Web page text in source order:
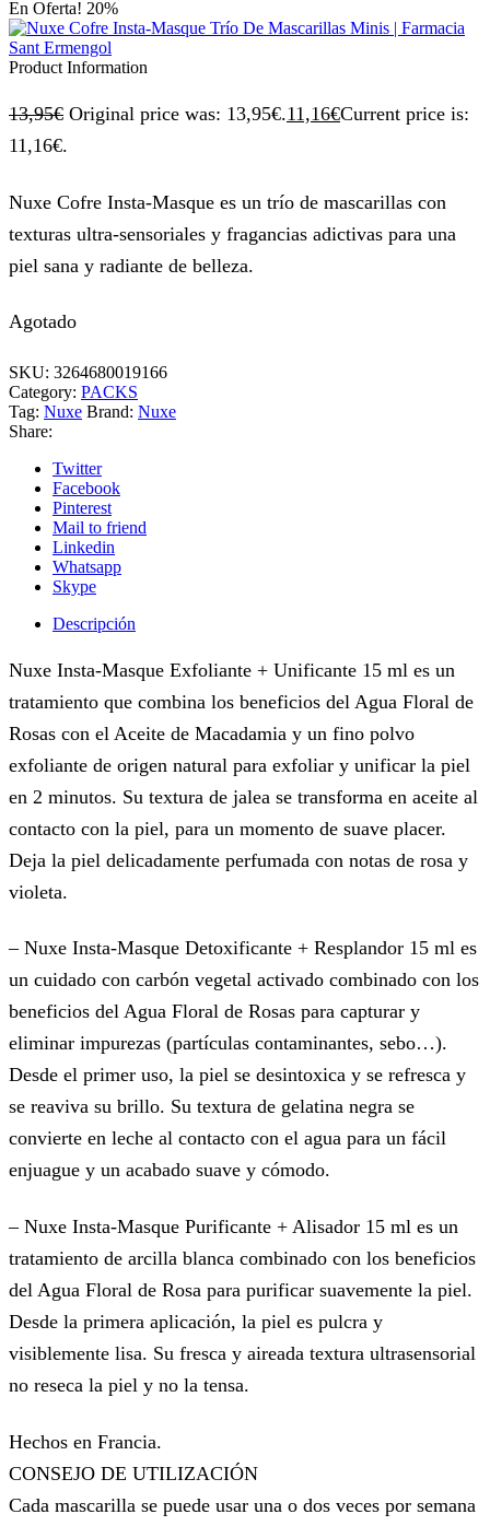
En Oferta! 20%
Product Information
13,95€ Original price was: 13,95€.11,16€Current price is:
11,16€.
Nuxe Cofre Insta-Masque es un trío de mascarillas con
texturas ultra-sensoriales y fragancias adictivas para una
piel sana y radiante de belleza.
Agotado
SKU: 3264680019166
Category: PACKS
Tag: Nuxe Brand: Nuxe
Share:
Twitter
Facebook
Pinterest
Mail to friend
Linkedin
Whatsapp
Skype
Descripción
Nuxe Insta-Masque Exfoliante + Unificante 15 ml es un
tratamiento que combina los beneficios del Agua Floral de
Rosas con el Aceite de Macadamia y un fino polvo
exfoliante de origen natural para exfoliar y unificar la piel
en 2 minutos. Su textura de jalea se transforma en aceite al
contacto con la piel, para un momento de suave placer.
Deja la piel delicadamente perfumada con notas de rosa y
violeta.
– Nuxe Insta-Masque Detoxificante + Resplandor 15 ml es
un cuidado con carbón vegetal activado combinado con los
beneficios del Agua Floral de Rosas para capturar y
eliminar impurezas (partículas contaminantes, sebo…).
Desde el primer uso, la piel se desintoxica y se refresca y
se reaviva su brillo. Su textura de gelatina negra se
convierte en leche al contacto con el agua para un fácil
enjuague y un acabado suave y cómodo.
– Nuxe Insta-Masque Purificante + Alisador 15 ml es un
tratamiento de arcilla blanca combinado con los beneficios
del Agua Floral de Rosa para purificar suavemente la piel.
Desde la primera aplicación, la piel es pulcra y
visiblemente lisa. Su fresca y aireada textura ultrasensorial
no reseca la piel y no la tensa.
Hechos en Francia.
CONSEJO DE UTILIZACIÓN
Cada mascarilla se puede usar una o dos veces por semana